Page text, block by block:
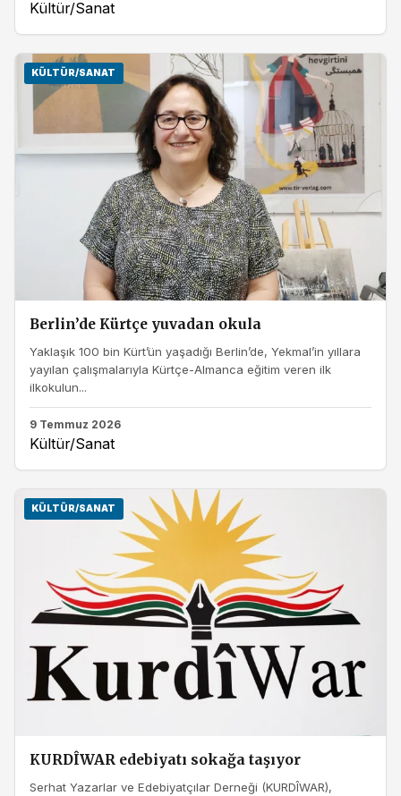
Kültür/Sanat
KÜLTÜR/SANAT
Berlin’de Kürtçe yuvadan okula
Yaklaşık 100 bin Kürt’ün yaşadığı Berlin’de, Yekmal’in yıllara
yayılan çalışmalarıyla Kürtçe-Almanca eğitim veren ilk
ilkokulun...
9 Temmuz 2026
Kültür/Sanat
KÜLTÜR/SANAT
KURDÎWAR edebiyatı sokağa taşıyor
Serhat Yazarlar ve Edebiyatçılar Derneği (KURDÎWAR),